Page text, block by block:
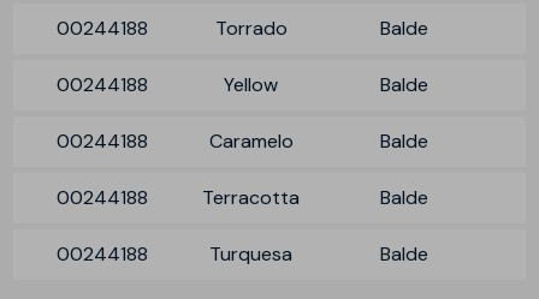
00244188 Torrado Balde
00244188 Yellow Balde
00244188 Caramelo Balde
00244188 Terracotta Balde
00244188 Turquesa Balde